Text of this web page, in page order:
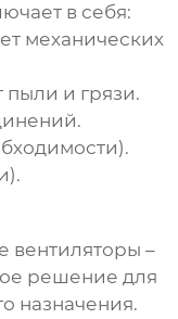
в себя:
механических
пыли и грязи.
вентиляторы –
решение для
назначения.